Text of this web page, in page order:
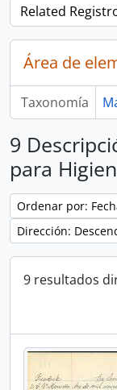
Related
Área de
Taxonomía
9
para
Ordenar por:
Dirección:
9 resultados